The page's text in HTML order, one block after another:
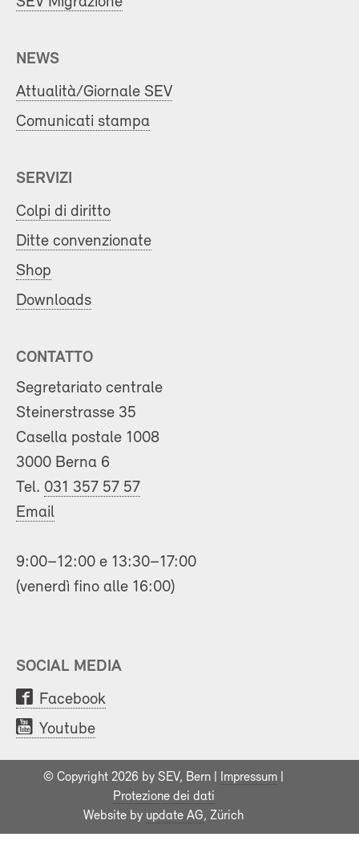
NEWS
Attualità/Giornale SEV
Comunicati stampa
SERVIZI
Colpi di diritto
Ditte convenzionate
Shop
Downloads
CONTATTO
Segretariato centrale
Steinerstrasse 35
Casella postale 1008
3000 Berna 6
Tel. 031 357 57 57
Email
9:00–12:00 e 13:30–17:00
(venerdì fino alle 16:00)
SOCIAL MEDIA
Facebook
Youtube
© Copyright 2026 by SEV, Bern | Impressum
Protezione dei dati
Website by update AG, Zürich